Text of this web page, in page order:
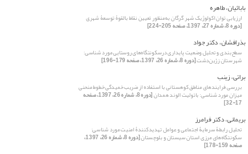
بابائیان، طاهره
ارزیابی توان اکولوژیک شهر گرگان به‌منظور تعیین نقاط بالقوۀ توسعۀ شهری
[دوره 8، شماره 27، 1397، صفحه 205-224]
بذرافشان، دکتر جواد
سطح‌بندی و تحلیل وضعیت پایداری درسکونتگاه‌های روستایی مورد شناسی:
شهرستان زرّین‌دشت[دوره 8، شماره 26، 1397، صفحه 179-196]
براتی، زینب
بررسی فرایندهای مناطق کوهستانی با استفاده از ضریب خمیدگی خطوط منحنی
میزان مورد شناسی: باتولیت الوند همدان [دوره 8، شماره 26، 1397، صفحه
17-32]
بریمانی، دکتر فرامرز
تحلیل رابطۀ سرمایۀ اجتماعی و عوامل تهدید‌کنندۀ امنیت مورد شناسی:
سکونتگاه‌‌های مرزی استان سیستان و بلوچستان [دوره 8، شماره 26، 1397،
صفحه 159-178]